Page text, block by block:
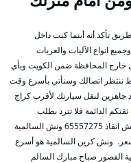
تأكد أنه أينما كنت داخل
انواع الآليات والعربات
خارج المحافظة ضمن الكويت وبأي
فقط ننتظر اتصالك وسنأتي بأسرع وقت
جاهزين لنقل سيارتك لأقرب كراج
الدائمة فلا تترد بطلب
المساعدة فور حاجتك ما عليك سوى الاتصال رقم ونش انقاذ 65557275 ونش السالمية
ونش كرين السالمية هو أسرع
صباح مبارك السالم